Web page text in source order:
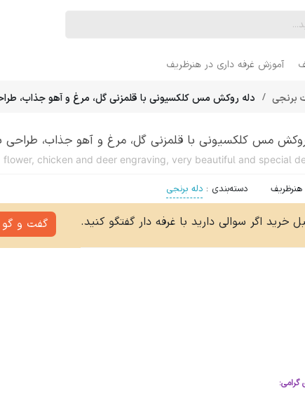
آموزش غرفه داری در هنرظریف
برنجی دله روکش مس کلکسیونی با قلمزنی گل، مرغ و آهو جذاب،
مس کلکسیونی با قلمزنی گل، مرغ و آهو جذاب، طراحی
هنرظریف دسته‌بندی :دله برنجی
خرید اگر سوالی دارید با غرفه دار گفتگو کنید. گفت و گو
گرامی: